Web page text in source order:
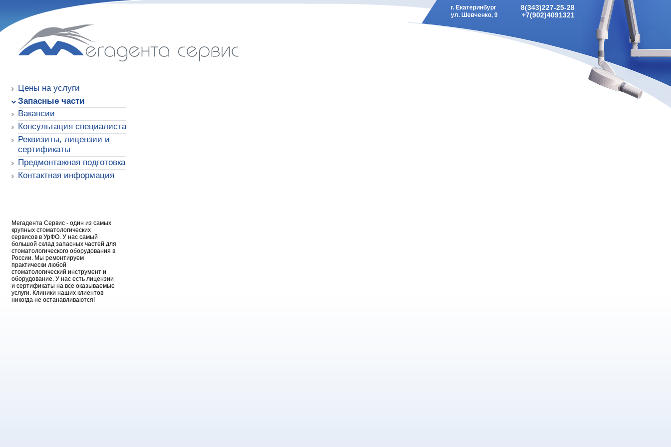
Мегадента Сервис
г. Екатеринбург
ул. Шевченко, 9
8(343)227-25-28
+7(902)4091321
Цены на услуги
Запасные части
Вакансии
Консультация специалиста
Реквизиты, лицензии и
сертификаты
Предмонтажная подготовка
Контактная информация
Мегадента Сервис - один из самых
крупных стоматологических
сервисов в УрФО. У нас самый
большой склад запасных частей для
стоматологического оборудования в
России. Мы ремонтируем
практически любой
стоматологический инструмент и
оборудование. У нас есть лицензии
и сертификаты на все оказываемые
услуги. Клиники наших клиентов
никогда не останавливаются!